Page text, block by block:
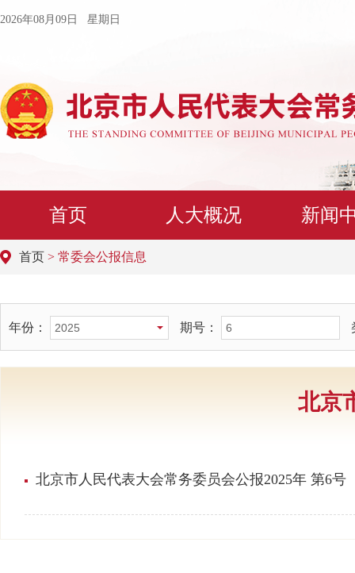
2026年08月09日 星期日
首页 人大概况 新闻
首页 > 常委会公报信息
年份： 期号：
北京
北京市人民代表大会常务委员会公报2025年 第6号